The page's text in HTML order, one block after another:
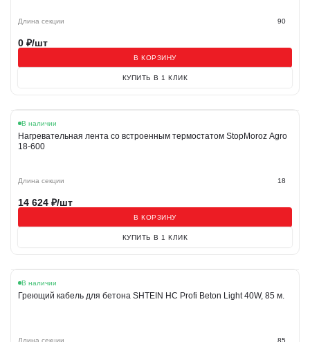
Длина секции 90
0 ₽/шт
В КОРЗИНУ
КУПИТЬ В 1 КЛИК
В наличии
Нагревательная лента со встроенным термостатом StopMoroz Agro
18-600
Длина секции 18
14 624 ₽/шт
В КОРЗИНУ
КУПИТЬ В 1 КЛИК
В наличии
Греющий кабель для бетона SHTEIN HC Profi Beton Light 40W, 85 м.
Длина секции 85